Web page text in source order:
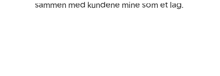
sammen med kundene mine som et lag.